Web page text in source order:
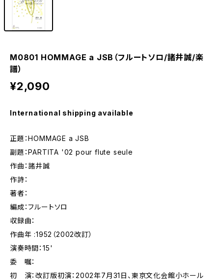
M0801 HOMMAGE a JSB（フルートソロ/諸井誠/楽
譜）
¥2,090
International shipping available
正題：HOMMAGE a JSB
副題：PARTITA '02 pour flute seule
作曲：諸井誠
作詩：
著者：
編成：フルートソロ
収録曲：
作曲年 :1952（2002改訂）
演奏時間：15'
委 嘱：
初 演：改訂版初演：2002年7月31日、東京文化会館小ホール